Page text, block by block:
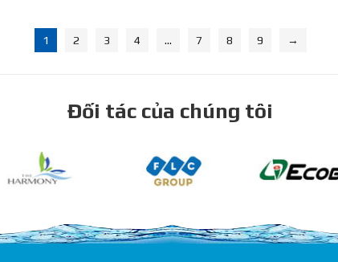
1 2 3 4 … 7 8 9 →
Đối tác của chúng tôi